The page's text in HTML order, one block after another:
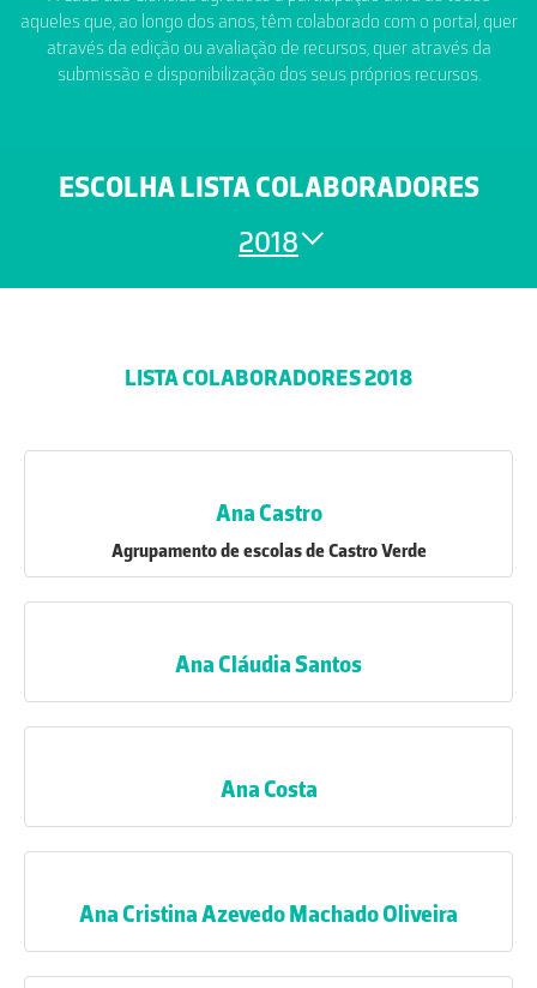
aqueles que, ao longo dos anos, têm colaborado com o portal, quer
através da edição ou avaliação de recursos, quer através da
submissão e disponibilização dos seus próprios recursos.
ESCOLHA LISTA COLABORADORES
2018
LISTA COLABORADORES 2018
Ana Castro
Agrupamento de escolas de Castro Verde
Ana Cláudia Santos
Ana Costa
Ana Cristina Azevedo Machado Oliveira